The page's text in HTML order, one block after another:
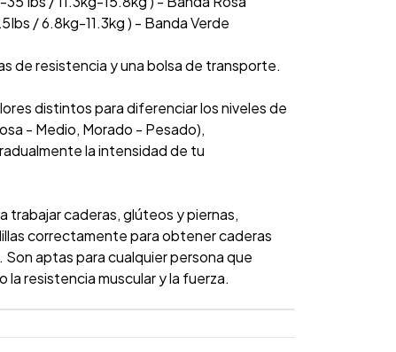
/ 6.8kg-11.3kg ) - Banda Verde
de resistencia y una bolsa de transporte.
distintos para diferenciar los niveles de
- Medio, Morado - Pesado),
la intensidad de tu
trabajar caderas, glúteos y piernas,
correctamente para obtener caderas
aptas para cualquier persona que
la resistencia muscular y la fuerza.